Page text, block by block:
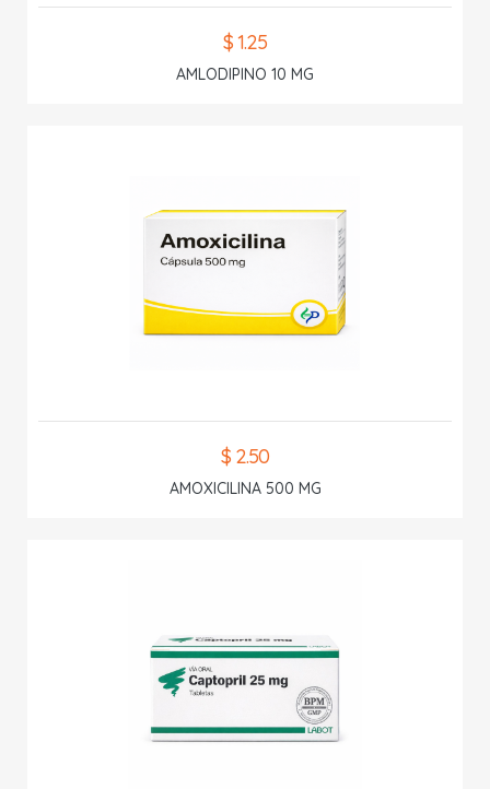
$ 1.25
AMLODIPINO 10 MG
$ 2.50
AMOXICILINA 500 MG